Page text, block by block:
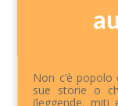
Non c’è
sue storie o
(leggende, miti